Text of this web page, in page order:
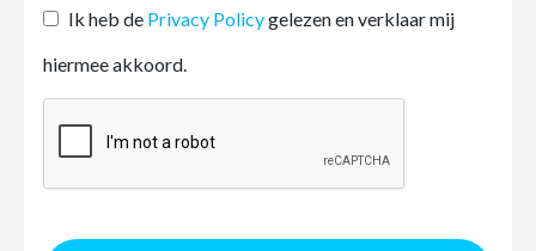
Ik heb de Privacy Policygelezen en verklaar mij
hiermee akkoord.